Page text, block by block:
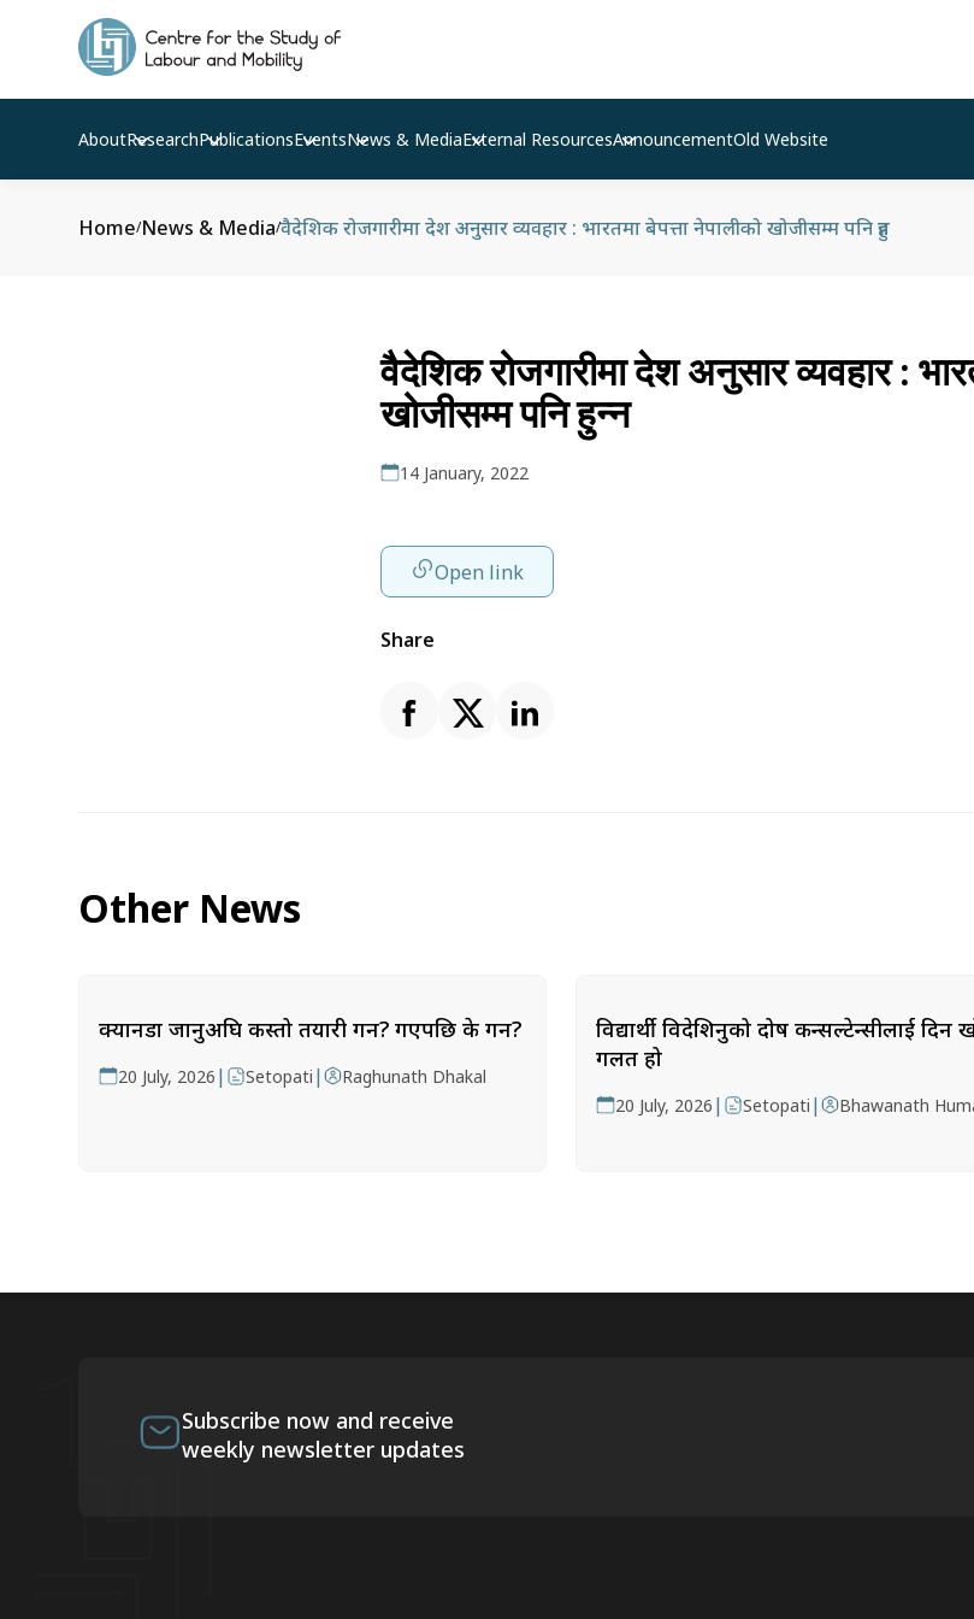
AboutResearchPublicationsEventsNews & MediaExternal ResourcesAnnouncementOld Website
Home/News & Media/वैदेशिक रोजगारीमा देश अनुसार व्यवहार : भारतमा बेपत्ता नेपालीको खोजीसम्म पनि हुन्न
वैदेशिक रोजगारीमा देश अनुसार व्यवहार :
खोजीसम्म पनि हुन्न
14 January, 2022
Open link
Share
Other News
क्यानडा जानुअघि कस्तो तयारी गर्ने? गएपछि के गर्ने?
20 July, 2026 | Setopati | Raghunath Dhakal
विद्यार्थी विदेशिनुको दोष कन्सल्टेन्सीलाई दिन
गलत हो
20 July, 2026 | Setopati | Bhawanath
Subscribe now and receive
weekly newsletter updates